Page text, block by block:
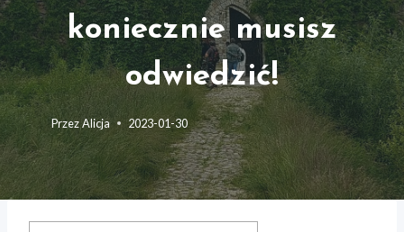
koniecznie musisz
odwiedzić!
PrzezAlicja 2023-01-30